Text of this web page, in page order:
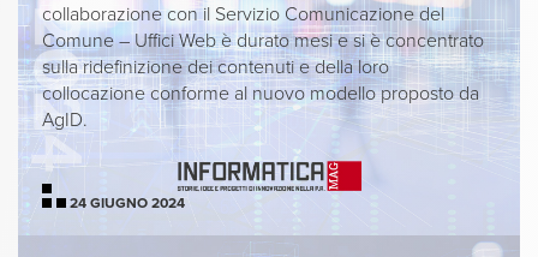
collaborazione con il Servizio Comunicazione del
Comune – Uffici Web è durato mesi e si è concentrato
sulla ridefinizione dei contenuti e della loro
collocazione conforme al nuovo modello proposto da
AgID.
24 GIUGNO 2024